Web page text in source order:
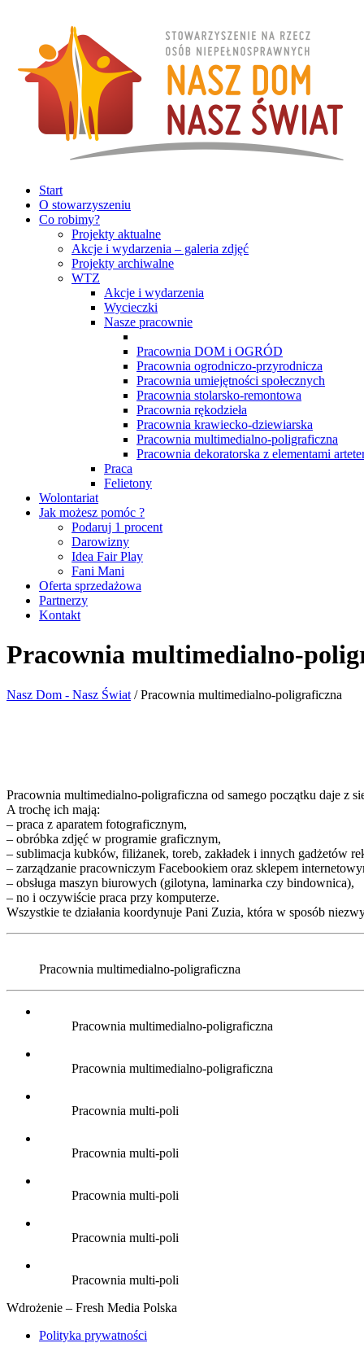
Start
O stowarzyszeniu
Co robimy?
Projekty aktualne
Akcje i wydarzenia – galeria zdjęć
Projekty archiwalne
WTZ
Akcje i wydarzenia
Wycieczki
Nasze pracownie
Pracownia DOM i OGRÓD
Pracownia ogrodniczo-przyrodnicza
Pracownia umiejętności społecznych
Pracownia stolarsko-remontowa
Pracownia rękodzieła
Pracownia krawiecko-dziewiarska
Pracownia multimedialno-poligraficzna
Pracownia dekoratorska z elementami
Praca
Felietony
Wolontariat
Jak możesz pomóc ?
Podaruj 1 procent
Darowizny
Idea Fair Play
Fani Mani
Oferta sprzedażowa
Partnerzy
Kontakt
Pracownia multimedialno-
Nasz Dom - Nasz Świat /Pracownia multimedialno-poligraficzna
Pracownia multimedialno-poligraficzna od samego początku daje
A trochę ich mają:
– praca z aparatem fotograficznym,
– obróbka zdjęć w programie graficznym,
– sublimacja kubków, filiżanek, toreb, zakładek i innych gadżetów
– zarządzanie pracowniczym Facebookiem oraz sklepem
– obsługa maszyn biurowych (gilotyna, laminarka czy bindownica),
– no i oczywiście praca przy komputerze.
Wszystkie te działania koordynuje Pani Zuzia, która w sposób
Pracownia multimedialno-poligraficzna
Pracownia multimedialno-poligraficzna
Pracownia multimedialno-poligraficzna
Pracownia multi-poli
Pracownia multi-poli
Pracownia multi-poli
Pracownia multi-poli
Pracownia multi-poli
Wdrożenie – Fresh Media Polska
Polityka prywatności